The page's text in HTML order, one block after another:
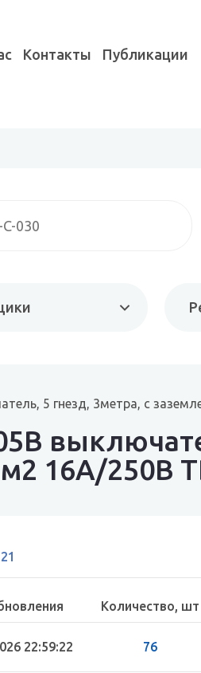
Контакты Публикации
5 гнезд, 3метра, с
16А/250В
Количество, шт
22:59:22 76